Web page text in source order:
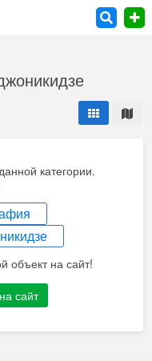
категории.
объект на сайт!
сайт